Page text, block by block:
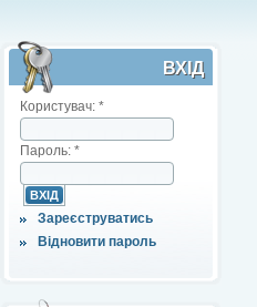
ВХІД
Користувач: *
Пароль: *
Зареєструватись
Відновити пароль